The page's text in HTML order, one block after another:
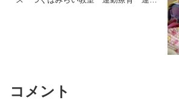
コメント